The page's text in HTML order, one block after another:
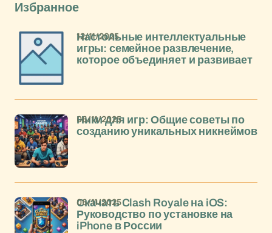
Избранное
Настольные интеллектуальные
игры: семейное развлечение,
которое объединяет и развивает
12/11/2025
Ники для игр: Общие советы по
созданию уникальных никнеймов
06/11/2025
Скачать Clash Royale на iOS:
Руководство по установке на
iPhone в России
06/11/2025